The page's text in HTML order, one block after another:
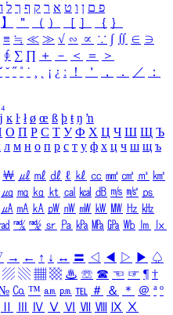
פ ם ן ו ט א ר ק ף ך ל
】 ＂ （ ） ［ ］ ｛ ｝
≡ ≒ ≪ ≫ √ ∽ ∝ ∵ ∫ ∬ ∈ ∋
∮ ∑ ∏ ＋ － ＜ ＝
＞
˘ ˝ ˚ ˙ ¸ ¡ ¿ ː ！ ＇ ， ． ／
：
₄
ĸ ŀ ł ø œ ß þ ŧ ŋ ŉ
О П Р С Т У Ф Х Ц Ч Ш Щ Ъ
л м н о п р с т у ф х ц ч ш щ ъ
￦ ㎕ ㎖ ㎗ ℓ ㎘ ㏄ ㎣ ㎤ ㎥ ㎦
㎍ ㎎ ㎏ ㏏ ㎈ ㎉ ㏈ ㎧ ㎨ ㎰
㎂ ㎃ ㎄ ㎺ ㎻ ㎽ ㎾ ㎿ ㎐ ㎑
㎮ ㎯ ㏛ ㎩ ㎪ ㎫ ㎬ ㏝ ㏐
㏓
→ ← ↑ ↓ ↔ 〓 ◁ ◀ ▷ ▶ ♤
▨ ▧ ▦ ▩ ♨ ☏ ☎ ☜ ☞ ¶ †
㏇ ™ ㏂ ㏘ ℡ ＃ ＆ ＊ ＠ ª º
Ⅳ Ⅴ Ⅵ Ⅶ Ⅷ Ⅸ Ⅹ